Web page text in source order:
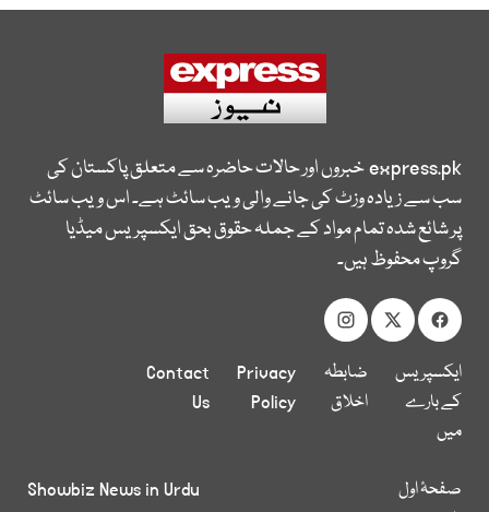
express.pkخبروں اور حالات حاضرہ سے متعلق پاکستان کی
سب سے زیادہ وزٹ کی جانے والی ویب سائٹ ہے۔ اس ویب سائٹ
پر شائع شدہ تمام مواد کے جملہ حقوق بحق ایکسپریس میڈیا
گروپ محفوظ ہیں۔
ایکسپریس
کے بارے
میں
ضابطہ
اخلاق
Privacy
Policy
Contact
Us
صفحۂ اول
Showbiz News in Urdu